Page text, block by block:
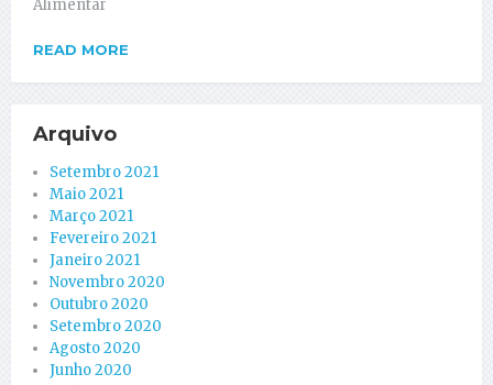
Alimentar
READ MORE
Arquivo
Setembro 2021
Maio 2021
Março 2021
Fevereiro 2021
Janeiro 2021
Novembro 2020
Outubro 2020
Setembro 2020
Agosto 2020
Junho 2020